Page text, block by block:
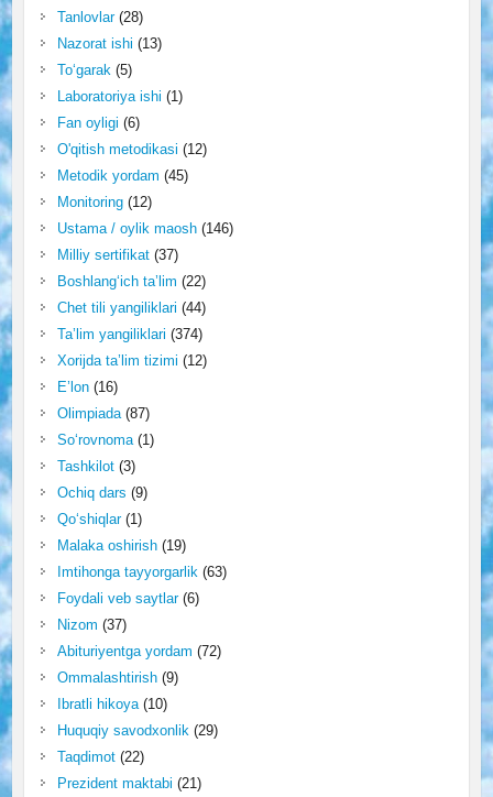
Tanlovlar(28)
Nazorat ishi (13)
To‘garak(5)
Laboratoriya ishi (1)
Fan oyligi (6)
O'qitish metodikasi (12)
Metodik yordam (45)
Monitoring(12)
Ustama / oylik maosh(146)
Milliy sertifikat(37)
Boshlang‘ich ta’lim (22)
Chet tili yangiliklari (44)
Ta’lim yangiliklari (374)
Xorijda ta’lim tizimi (12)
E’lon(16)
Olimpiada(87)
So‘rovnoma(1)
Tashkilot(3)
Ochiq dars (9)
Qo‘shiqlar(1)
Malaka oshirish(19)
Imtihonga tayyorgarlik(63)
Foydali veb saytlar(6)
Nizom (37)
Abituriyentga yordam (72)
Ommalashtirish(9)
Ibratli hikoya(10)
Huquqiy savodxonlik(29)
Taqdimot(22)
Prezident maktabi (21)